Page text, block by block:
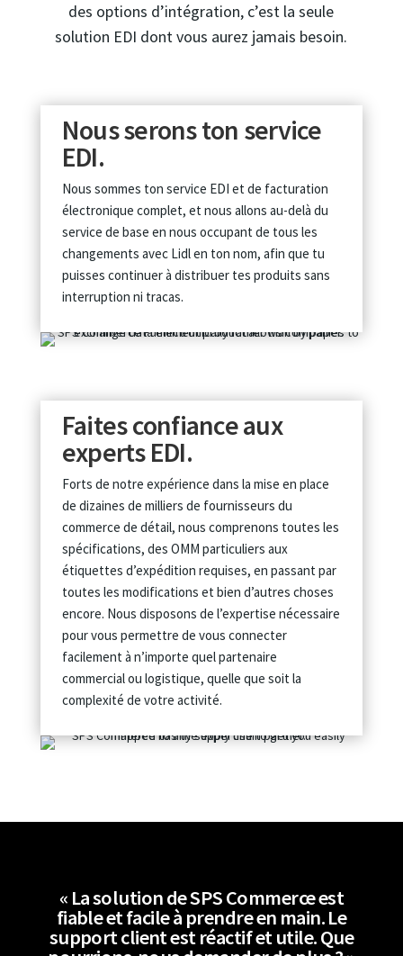
des options d’intégration, c’est la seule
solution EDI dont vous aurez jamais besoin.
Nous serons ton service
EDI.
Nous sommes ton service EDI et de facturation
électronique complet, et nous allons au-delà du
service de base en nous occupant de tous les
changements avec Lidl en ton nom, afin que tu
puisses continuer à distribuer tes produits sans
interruption ni tracas.
Faites confiance aux
experts EDI.
Forts de notre expérience dans la mise en place
de dizaines de milliers de fournisseurs du
commerce de détail, nous comprenons toutes les
spécifications, des OMM particuliers aux
étiquettes d’expédition requises, en passant par
toutes les modifications et bien d’autres choses
encore. Nous disposons de l’expertise nécessaire
pour vous permettre de vous connecter
facilement à n’importe quel partenaire
commercial ou logistique, quelle que soit la
complexité de votre activité.
« La solution de SPS Commerce est
fiable et facile à prendre en main. Le
support client est réactif et utile. Que